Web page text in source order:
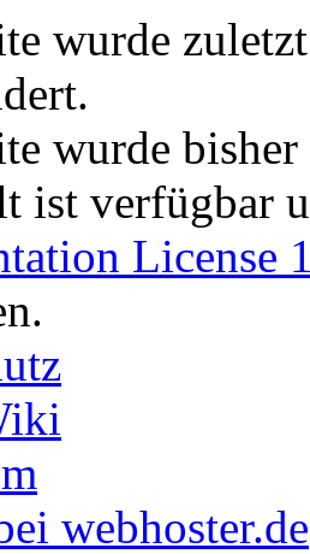
wurde
wurde
ist verfügbar
License
webhoster.de